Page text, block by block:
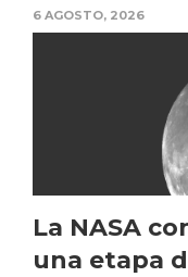
6 AGOSTO, 2026
La NASA
una etapa